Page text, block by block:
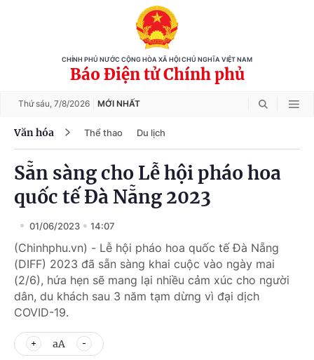
CHÍNH PHỦ NƯỚC CỘNG HÒA XÃ HỘI CHỦ NGHĨA VIỆT NAM
Báo Điện tử Chính phủ
Thứ sáu, 7/8/2026 MỚI NHẤT
Văn hóa Thể thao Du lịch
Sẵn sàng cho Lễ hội pháo hoa
quốc tế Đà Nẵng 2023
01/06/2023 14:07
(Chinhphu.vn) - Lễ hội pháo hoa quốc tế Đà Nẵng
(DIFF) 2023 đã sẵn sàng khai cuộc vào ngày mai
(2/6), hứa hẹn sẽ mang lại nhiều cảm xúc cho người
dân, du khách sau 3 năm tạm dừng vì đại dịch
COVID-19.
aA